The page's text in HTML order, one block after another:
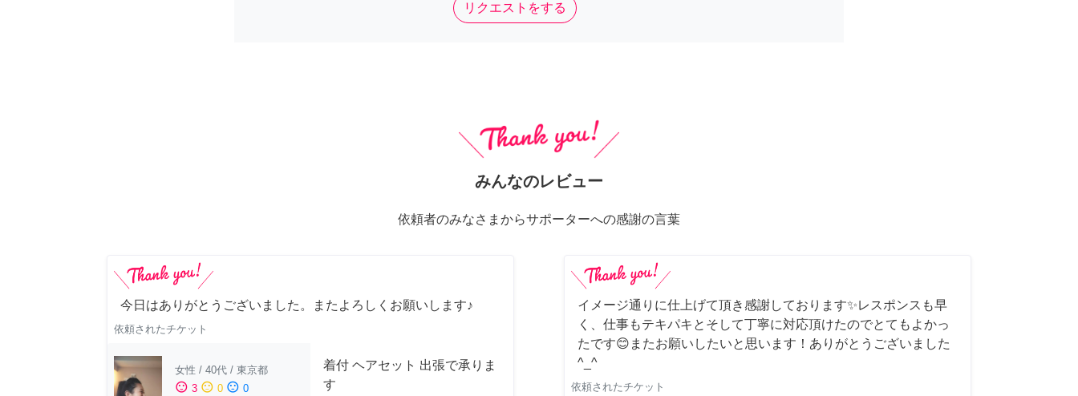
リクエストをする
みんなのレビュー
依頼者のみなさまからサポーターへの感謝の言葉
今日はありがとうございました。またよろしくお願いします♪
依頼されたチケット
女性 / 40代 / 東京都
sentiment_satisfied 3 sentiment_neutral 0 sentiment_dissatisfied 0
着付 ヘアセット 出張で承りま
す
イメージ通りに仕上げて頂き感謝しております✨レスポンスも早
く、仕事もテキパキとそして丁寧に対応頂けたのでとてもよかっ
たです😊またお願いしたいと思います！ありがとうございました
^_^
依頼されたチケット